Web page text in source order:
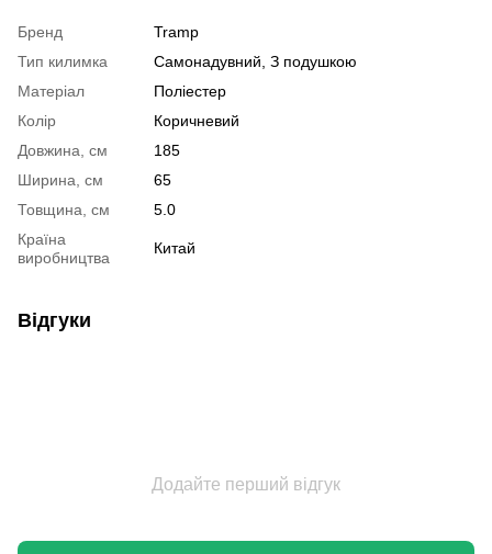
Бренд
Tramp
Тип килимка
Самонадувний, З подушкою
Матеріал
Поліестер
Колір
Коричневий
Довжина, см
185
Ширина, см
65
Товщина, см
5.0
Країна
виробництва
Китай
Відгуки
Додайте перший відгук